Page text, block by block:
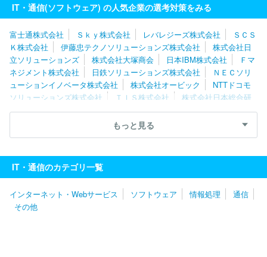
IT・通信(ソフトウェア) の人気企業の選考対策をみる
富士通株式会社 Ｓｋｙ株式会社 レバレジーズ株式会社
ＳＣＳ
Ｋ株式会社
伊藤忠テクノソリューションズ株式会社
株式会社日
立ソリューションズ
株式会社大塚商会 日本IBM株式会社
Ｆマ
ネジメント株式会社
日鉄ソリューションズ株式会社
ＮＥＣソリ
ューションイノベータ株式会社
株式会社オービック
NTTドコモ
ソリューションズ株式会社
ＴＩＳ株式会社
株式会社日本総合研
究所
トランス・コスモス株式会社 ＢＩＰＲＯＧＹ株式会社
株
三菱ＵＦＪインフォメーションテクノロジー
株式会社
ン株式会社
株式会社ＪＳＯＬ 株式会社カプコン
みずほリサー
チ＆テクノロジーズ株式会社
ア・エニックス
株式会社ＮＴＴデータ・アイ
株式会社電通総研
株式会社トヨタシステムズ
もっと見る
IT・通信のカテゴリ一覧
インターネット・Webサービス ソフトウェア 情報処理
通信
その他